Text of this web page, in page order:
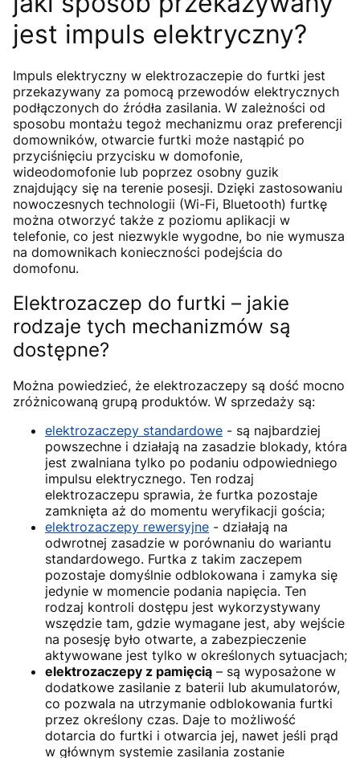
jest impuls elektryczny?
Impuls elektryczny w elektrozaczepie do furtki jest
przekazywany za pomocą przewodów elektrycznych
podłączonych do źródła zasilania. W zależności od
sposobu montażu tegoż mechanizmu oraz preferencji
domowników, otwarcie furtki może nastąpić po
przyciśnięciu przycisku w domofonie,
wideodomofonie lub poprzez osobny guzik
znajdujący się na terenie posesji. Dzięki zastosowaniu
nowoczesnych technologii (Wi-Fi, Bluetooth) furtkę
można otworzyć także z poziomu aplikacji w
telefonie, co jest niezwykle wygodne, bo nie wymusza
na domownikach konieczności podejścia do
domofonu.
Elektrozaczep do furtki – jakie
rodzaje tych mechanizmów są
dostępne?
Można powiedzieć, że elektrozaczepy są dość mocno
zróżnicowaną grupą produktów. W sprzedaży są:
elektrozaczepy standardowe - są najbardziej
powszechne i działają na zasadzie blokady, która
jest zwalniana tylko po podaniu odpowiedniego
impulsu elektrycznego. Ten rodzaj
elektrozaczepu sprawia, że furtka pozostaje
zamknięta aż do momentu weryfikacji gościa;
elektrozaczepy rewersyjne - działają na
odwrotnej zasadzie w porównaniu do wariantu
standardowego. Furtka z takim zaczepem
pozostaje domyślnie odblokowana i zamyka się
jedynie w momencie podania napięcia. Ten
rodzaj kontroli dostępu jest wykorzystywany
wszędzie tam, gdzie wymagane jest, aby wejście
na posesję było otwarte, a zabezpieczenie
aktywowane jest tylko w określonych sytuacjach;
elektrozaczepy z pamięcią – są wyposażone w
dodatkowe zasilanie z baterii lub akumulatorów,
co pozwala na utrzymanie odblokowania furtki
przez określony czas. Daje to możliwość
dotarcia do furtki i otwarcia jej, nawet jeśli prąd
w głównym systemie zasilania zostanie